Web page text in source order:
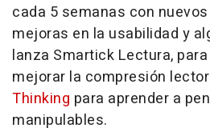
cada 5 semanas con
mejoras en la usabilidad y
lanza Smartick Lectura,
mejorar la compresión
Thinking para aprender a
manipulables.